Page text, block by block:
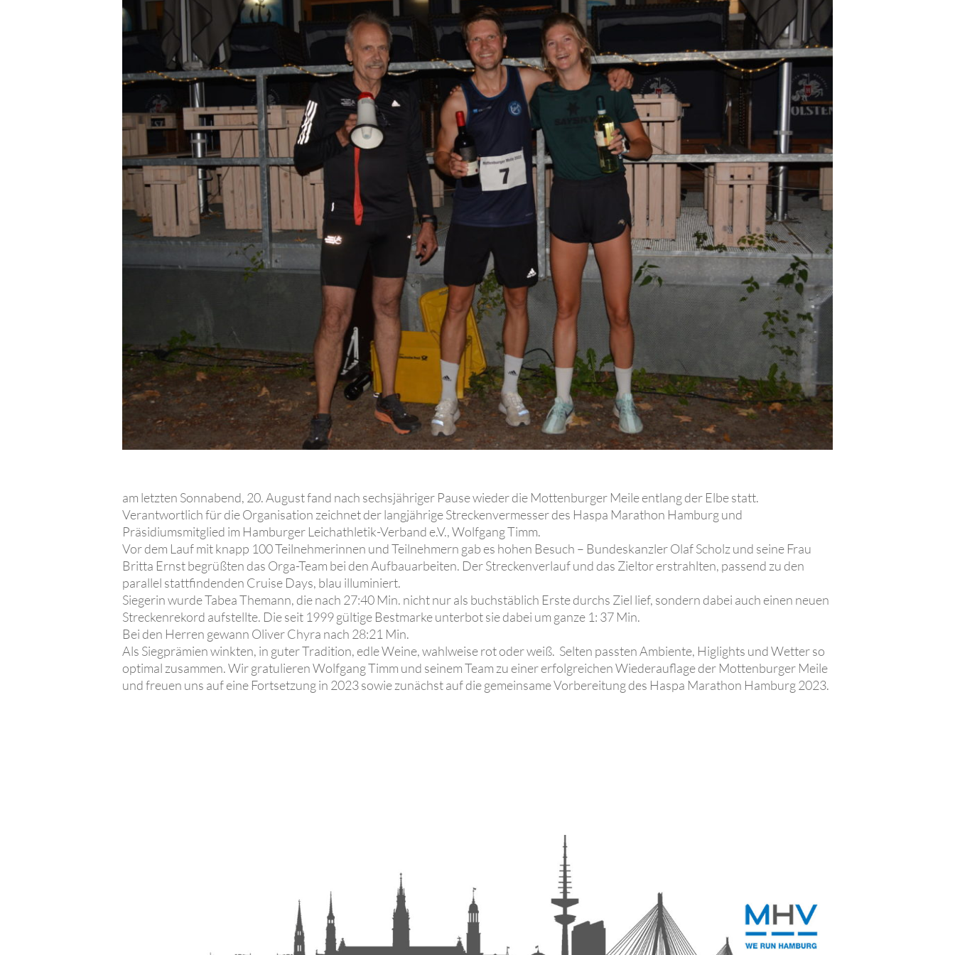
am letzten Sonnabend, 20. August fand nach sechsjähriger Pause wieder die Mottenburger Meile entlang der Elbe statt.
Verantwortlich für die Organisation zeichnet der langjährige Streckenvermesser des Haspa Marathon Hamburg und
Präsidiumsmitglied im Hamburger Leichathletik-Verband e.V., Wolfgang Timm.
Vor dem Lauf mit knapp 100 Teilnehmerinnen und Teilnehmern gab es hohen Besuch – Bundeskanzler Olaf Scholz und seine Frau
Britta Ernst begrüßten das Orga-Team bei den Aufbauarbeiten. Der Streckenverlauf und das Zieltor erstrahlten, passend zu den
parallel stattfindenden Cruise Days, blau illuminiert.
Siegerin wurde Tabea Themann, die nach 27:40 Min. nicht nur als buchstäblich Erste durchs Ziel lief, sondern dabei auch einen neuen
Streckenrekord aufstellte. Die seit 1999 gültige Bestmarke unterbot sie dabei um ganze 1: 37 Min.
Bei den Herren gewann Oliver Chyra nach 28:21 Min.
Als Siegprämien winkten, in guter Tradition, edle Weine, wahlweise rot oder weiß. Selten passten Ambiente, Higlights und Wetter so
optimal zusammen. Wir gratulieren Wolfgang Timm und seinem Team zu einer erfolgreichen Wiederauflage der Mottenburger Meile
und freuen uns auf eine Fortsetzung in 2023 sowie zunächst auf die gemeinsame Vorbereitung des Haspa Marathon Hamburg 2023.